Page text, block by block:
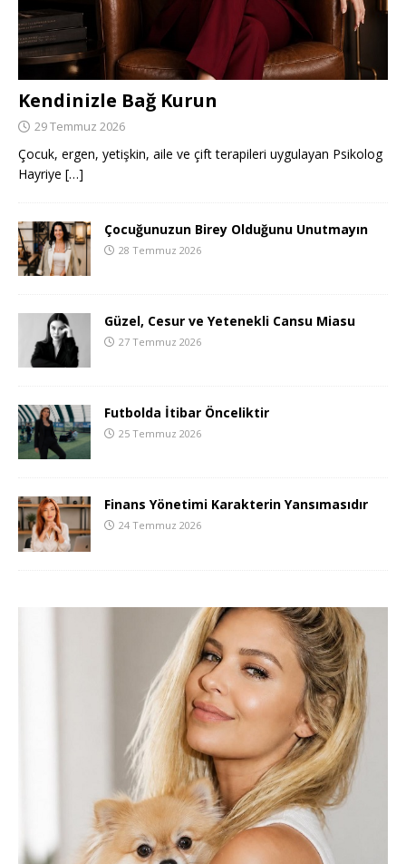
Kendinizle Bağ Kurun
29 Temmuz 2026
Çocuk, ergen, yetişkin, aile ve çift terapileri uygulayan Psikolog
Hayriye […]
Çocuğunuzun Birey Olduğunu Unutmayın
28 Temmuz 2026
Güzel, Cesur ve Yetenekli Cansu Miasu
27 Temmuz 2026
Futbolda İtibar Önceliktir
25 Temmuz 2026
Finans Yönetimi Karakterin Yansımasıdır
24 Temmuz 2026